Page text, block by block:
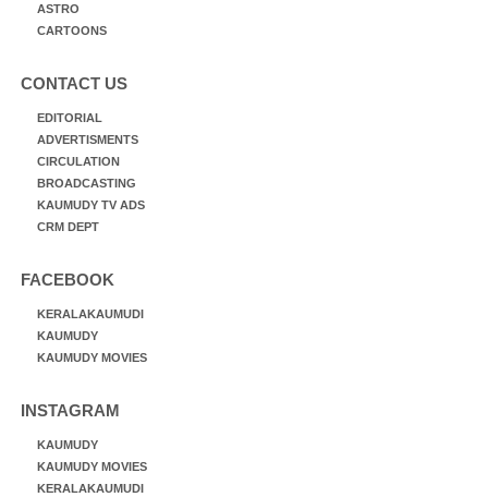
ASTRO
CARTOONS
CONTACT US
EDITORIAL
ADVERTISMENTS
CIRCULATION
BROADCASTING
KAUMUDY TV ADS
CRM DEPT
FACEBOOK
KERALAKAUMUDI
KAUMUDY
KAUMUDY MOVIES
INSTAGRAM
KAUMUDY
KAUMUDY MOVIES
KERALAKAUMUDI